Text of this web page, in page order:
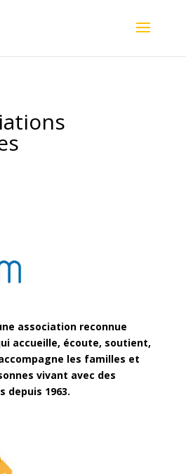
association reconnue
accueille, écoute, soutient,
les familles et
vivant avec des
depuis 1963.